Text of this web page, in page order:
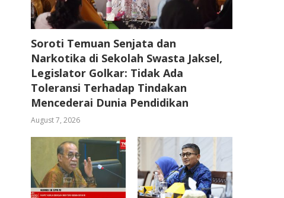
Soroti Temuan Senjata dan
Narkotika di Sekolah Swasta Jaksel,
Legislator Golkar: Tidak Ada
Toleransi Terhadap Tindakan
Mencederai Dunia Pendidikan
August 7, 2026